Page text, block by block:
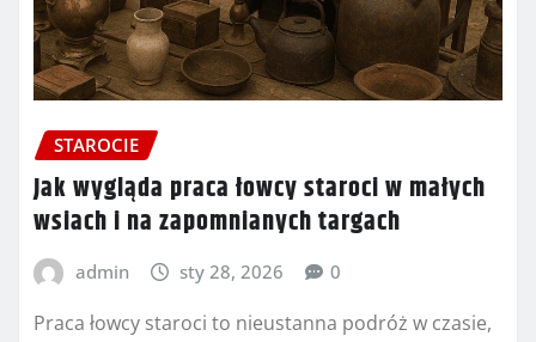
STAROCIE
Jak wygląda praca łowcy staroci w małych
wsiach i na zapomnianych targach
admin sty 28, 2026 0
Praca łowcy staroci to nieustanna podróż w czasie,